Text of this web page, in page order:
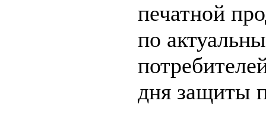
печатной
по
дня защиты